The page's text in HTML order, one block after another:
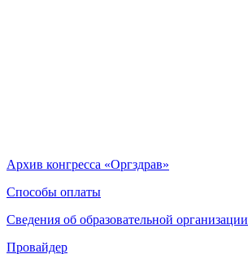
Архив конгресса «Оргздрав»
Способы оплаты
Сведения об образовательной организации
Провайдер